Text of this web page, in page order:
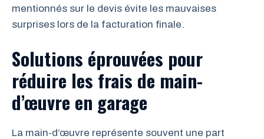
mentionnés sur le devis évite les mauvaises
surprises lors de la facturation finale.
Solutions éprouvées pour
réduire les frais de main-
d’œuvre en garage
La main-d’œuvre représente souvent une part